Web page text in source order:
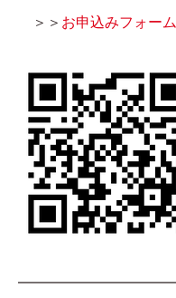
＞＞ お申込みフォーム